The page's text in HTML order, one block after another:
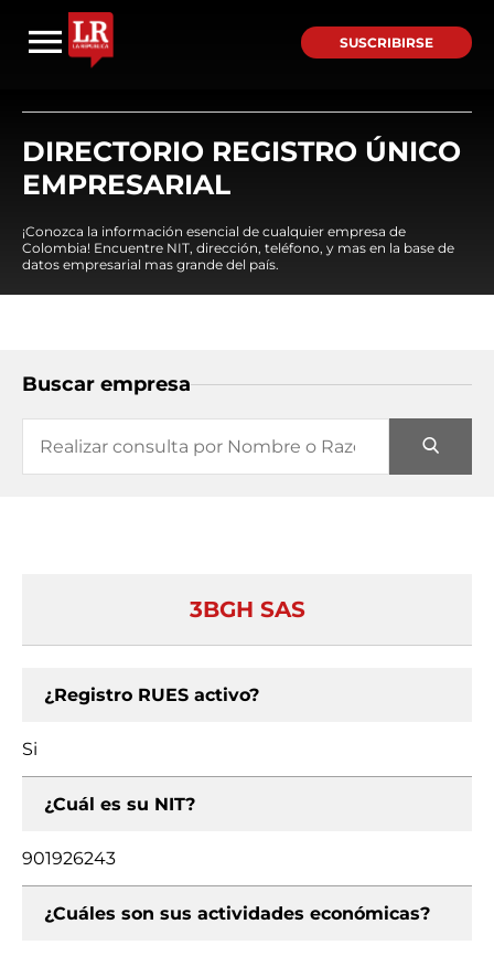
SUSCRIBIRSE
DIRECTORIO REGISTRO ÚNICO
EMPRESARIAL
¡Conozca la información esencial de cualquier empresa de
Colombia! Encuentre NIT, dirección, teléfono, y mas en la base de
datos empresarial mas grande del país.
Buscar empresa
3BGH SAS
¿Registro RUES activo?
Si
¿Cuál es su NIT?
901926243
¿Cuáles son sus actividades económicas?